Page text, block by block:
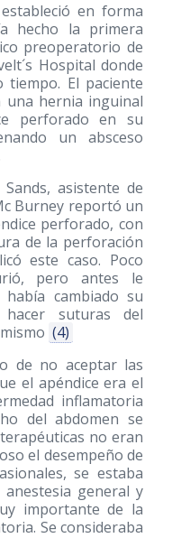
en forma
hecho la primera
preoperatorio de
Hospital donde
El paciente
hernia inguinal
perforado en su
un absceso
asistente de
Burney reportó un
perforado, con
de la perforación
este caso. Poco
pero antes le
cambiado su
suturas del
(4)
de no aceptar las
el apéndice era el
inflamatoria
del abdomen se
no eran
el desempeño de
se estaba
general y
importante de la
Se consideraba